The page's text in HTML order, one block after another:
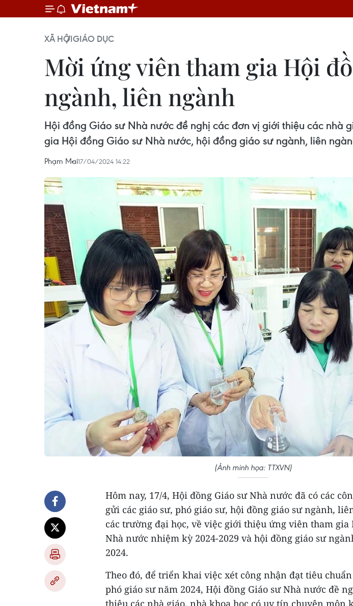
XÃ HỘIGIÁO DỤC
Mời ứng viên tham gia Hội
ngành, liên ngành
Hội đồng Giáo sư Nhà nước đề nghị các đơn vị giới thiệu các nhà
gia Hội đồng Giáo sư Nhà nước, hội đồng giáo sư ngành, liên
Phạm Mai17/04/2024 14:22
(Ảnh minh họa: TTXVN)
Hôm nay, 17/4, Hội đồng Giáo sư Nhà nước đã có các
gửi các giáo sư, phó giáo sư, hội đồng giáo sư ngành,
các trường đại học, về việc giới thiệu ứng viên tham gia
Nhà nước nhiệm kỳ 2024-2029 và hội đồng giáo sư
2024.
Theo đó, để triển khai việc xét công nhận đạt tiêu
phó giáo sư năm 2024, Hội đồng Giáo sư Nhà nước đề
thiệu các nhà giáo, nhà khoa học có uy tín chuyên môn